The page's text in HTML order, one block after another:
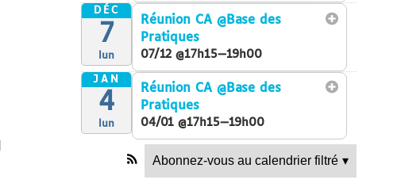
DÉC
7
lun
Réunion CA @Base des
Pratiques
07/12 @17h15—19h00
JAN
4
lun
Réunion CA @Base des
Pratiques
04/01 @17h15—19h00
Abonnez-vous au calendrier filtré ▾